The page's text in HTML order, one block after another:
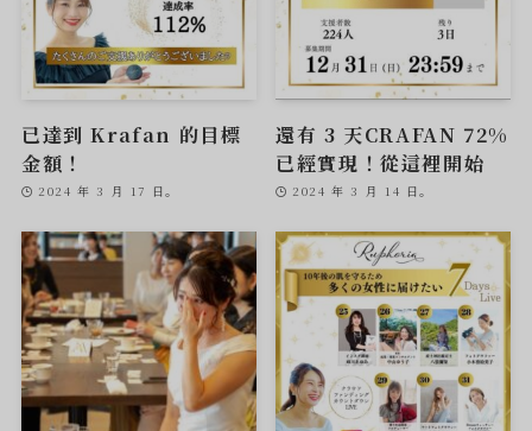
已達到 Krafan 的目標
金額！
2024 年 3 月 17 日。
還有 3 天CRAFAN 72%
已經實現！從這裡開始
2024 年 3 月 14 日。